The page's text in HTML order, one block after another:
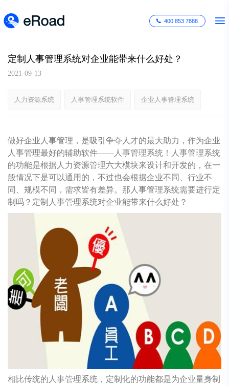
400 853 7888
定制人事管理系统对企业能带来什么好处？
2021-09-13
人力资源系统 人事管理系统软件 企业人事管理系统
做好企业人事管理，是吸引争夺人才的最大助力，作为企业
人事管理最好的辅助软件——人事管理系统！人事管理系统
的功能是根据人力资源管理六大模块来设计和开发的，在一
般情况下是可以通用的，不过也会根据企业不同、行业不
同、规模不同，需求皆有差异。那人事管理系统需要进行定
制吗？定制人事管理系统对企业能带来什么好处？
相比传统的人事管理系统，定制化的功能都是为企业量身制